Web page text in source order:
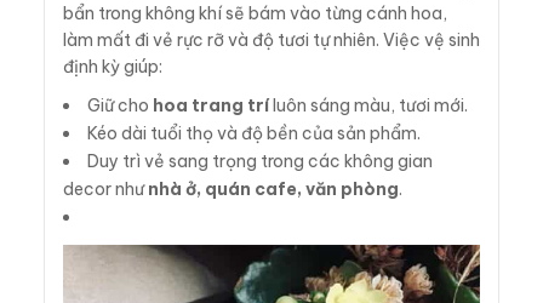
bẩn trong không khí sẽ bám vào từng cánh hoa,
làm mất đi vẻ rực rỡ và độ tươi tự nhiên. Việc vệ sinh
định kỳ giúp:
Giữ cho hoa trang tríluôn sáng màu, tươi mới.
Kéo dài tuổi thọ và độ bền của sản phẩm.
Duy trì vẻ sang trọng trong các không gian
decor nhưnhà ở, quán cafe, văn phòng.